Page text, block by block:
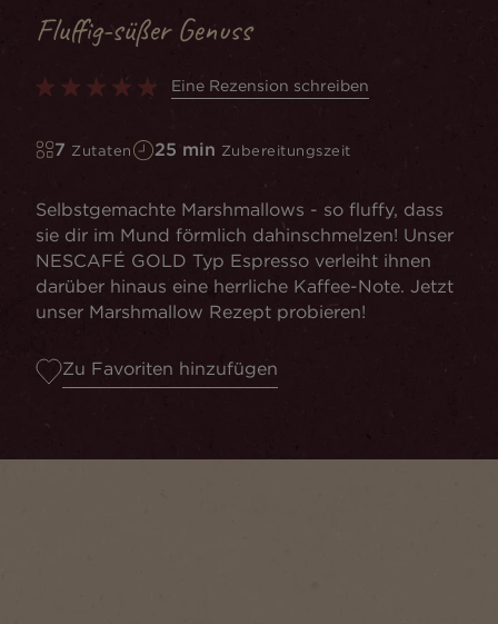
Fluffig-süßer Genuss
Eine Rezension schreiben
7 Zutaten 25 min Zubereitungszeit
Selbstgemachte Marshmallows - so fluffy, dass
sie dir im Mund förmlich dahinschmelzen! Unser
NESCAFÉ GOLD Typ Espresso verleiht ihnen
darüber hinaus eine herrliche Kaffee-Note. Jetzt
unser Marshmallow Rezept probieren!
Zu Favoriten hinzufügen